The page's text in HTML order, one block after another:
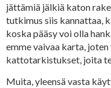
jättämiä jälkiä katon
tutkimus siis kannattaa,
koska pääsy voi olla
emme vaivaa karta,
kattotarkistukset, joita
Muita, yleensä vasta